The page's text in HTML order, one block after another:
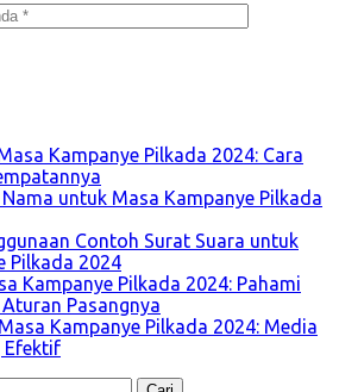
Kampanye Pilkada 2024: Cara
untuk Masa Kampanye Pilkada
Contoh Surat Suara untuk
Pilkada 2024
Kampanye Pilkada 2024: Pahami
Pasangnya
Kampanye Pilkada 2024: Media
Efektif